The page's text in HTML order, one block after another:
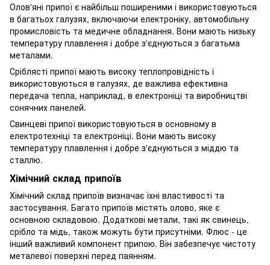
Олов'яні припої є найбільш поширеними і використовуються
в багатьох галузях, включаючи електроніку, автомобільну
промисловість та медичне обладнання. Вони мають низьку
температуру плавлення і добре з'єднуються з багатьма
металами.
Сріблясті припої мають високу теплопровідність і
використовуються в галузях, де важлива ефективна
передача тепла, наприклад, в електроніці та виробництві
сонячних панелей.
Свинцеві припої використовуються в основному в
електротехніці та електроніці. Вони мають високу
температуру плавлення і добре з'єднуються з міддю та
сталлю.
Хімічний склад припоїв
Хімічний склад припоїв визначає їхні властивості та
застосування. Багато припоїв містять олово, яке є
основною складовою. Додаткові метали, такі як свинець,
срібло та мідь, також можуть бути присутніми. Флюс - це
інший важливий компонент припою. Він забезпечує чистоту
металевої поверхні перед паянням.